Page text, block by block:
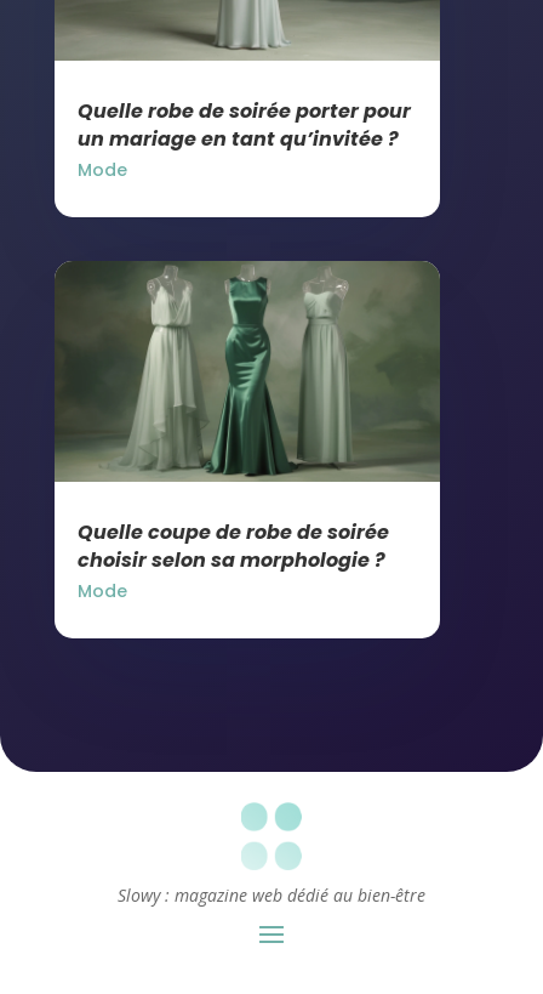
Quelle robe de soirée porter pour
un mariage en tant qu’invitée ?
Mode
Quelle coupe de robe de soirée
choisir selon sa morphologie ?
Mode
Slowy : magazine web dédié au bien-être